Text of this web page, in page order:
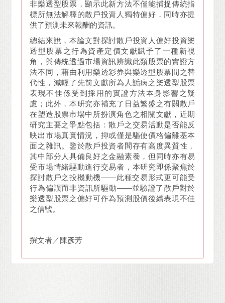
非樂透型股票，顯示此新方法不僅能捕捉傳統指
標所無法解釋的散戶投資人獨特偏好，同時亦提
供了預測未來報酬的資訊。
總結來說，本論文對探討散戶投資人偏好投資樂
透型股票之行為資產定價文獻賦予了一種新視
角，與傳統透過市場資訊辨識此類股票的實證方
法不同，藉由利用樂透彩券與樂透型股票間之替
代性，減輕了先前文獻所為人詬病之樂透型股票
表現不佳係受到採用的實證方法本身影響之疑
慮；此外，本研究亦補充了日益繁盛之有關散戶
在塑造股票市場中所扮演角色之相關文獻，近期
研究主要之爭點包括：散戶之交易活動是否能反
映出市場真實情況，抑或僅是驅使價格偏離基本
面之雜訊。鑒於散戶投資者間存有高度異質性，
其中部分人具備良好之金融素養，但同時亦有易
受市場情緒驅動進行交易者，本研究即係聚焦於
探討散戶之投機動機——此種交易形式更可能受
行為偏誤而非資訊所驅動——並驗證了散戶對於
樂透型股票之偏好可作為預測股價後續表現不佳
之信號。
撰文者／陳彥芳